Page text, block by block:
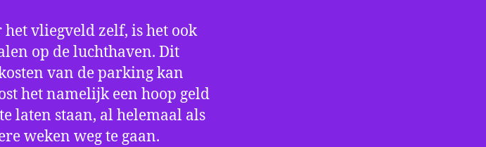
vliegveld zelf, is het ook
op de luchthaven. Dit
van de parking kan
het namelijk een hoop geld
laten staan, al helemaal als
weken weg te gaan.